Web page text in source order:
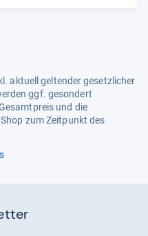
aktuell geltender gesetzlicher
ggf. gesondert
und die
zum Zeitpunkt des